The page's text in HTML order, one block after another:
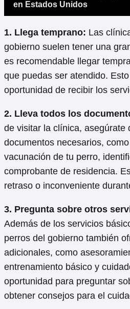
en Estados Unidos
1. Llega temprano: Las
gobierno suelen tener una
es recomendable llegar
que puedas ser atendido.
oportunidad de recibir los
2. Lleva todos los
de visitar la clínica, asegúrate
documentos necesarios,
vacunación de tu perro,
comprobante de residencia.
retraso o inconveniente
3. Pregunta sobre otros
Además de los servicios
perros del gobierno también
adicionales, como
entrenamiento básico y
oportunidad para preguntar
obtener consejos para el